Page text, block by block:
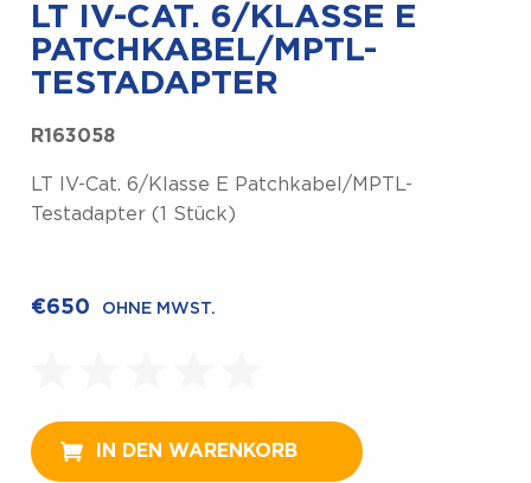
LT IV-CAT. 6/KLASSE E
PATCHKABEL/MPTL-
TESTADAPTER
R163058
LT IV-Cat. 6/Klasse E Patchkabel/MPTL-
Testadapter (1 Stück)
€650 OHNE MWST.
IN DEN WARENKORB